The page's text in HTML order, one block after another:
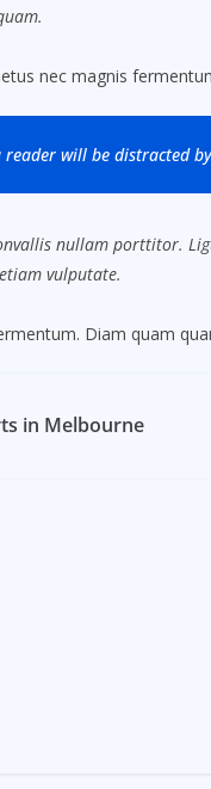
nec magnis
will be distracted
nullam porttitor.
vulputate.
Diam quam
in Melbourne